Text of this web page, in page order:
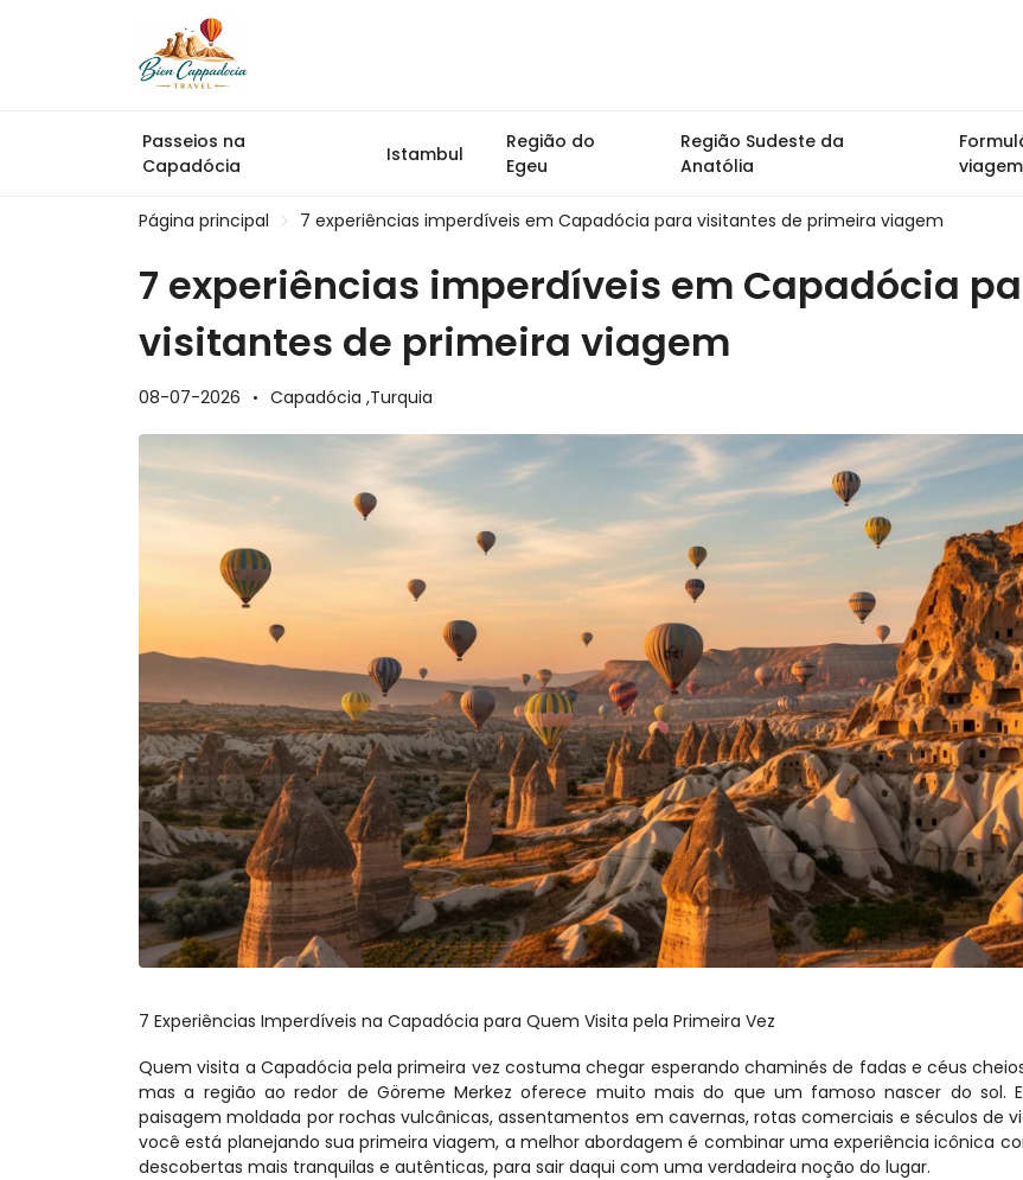
Passeios na
Capadócia
Istambul
Região do
Egeu
Região Sudeste da
Anatólia
viagem
Página principal 7 experiências imperdíveis em Capadócia para visitantes de primeira viagem
7 experiências imperdíveis em Capadócia
visitantes de primeira viagem
08-07-2026 Capadócia ,Turquia
7 Experiências Imperdíveis na Capadócia para Quem Visita pela Primeira Vez
Quem visita a Capadócia pela primeira vez costuma chegar esperando chaminés de fadas e céus
mas a região ao redor de Göreme Merkez oferece muito mais do que um famoso nascer do sol.
paisagem moldada por rochas vulcânicas, assentamentos em cavernas, rotas comerciais e séculos de
você está planejando sua primeira viagem, a melhor abordagem é combinar uma experiência icônica
descobertas mais tranquilas e autênticas, para sair daqui com uma verdadeira noção do lugar.